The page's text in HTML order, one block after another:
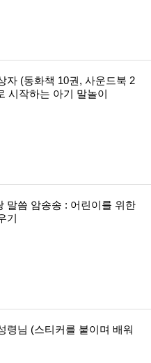
자 (동화책 10권, 사운드북 2
시작하는 아기 말놀이
말씀 암송송 : 어린이를 위한
기
령님 (스티커를 붙이며 배워